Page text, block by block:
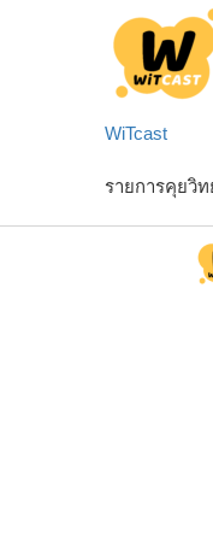
WiTcast
รายการคุยวิ